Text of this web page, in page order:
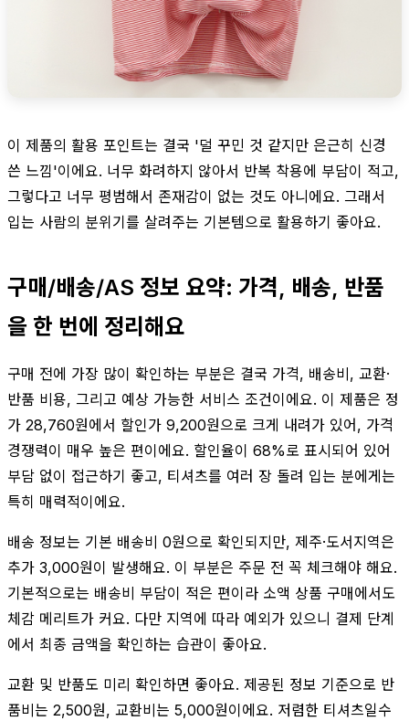
이 제품의 활용 포인트는 결국 '덜 꾸민 것 같지만 은근히 신경
쓴 느낌'이에요. 너무 화려하지 않아서 반복 착용에 부담이 적고,
그렇다고 너무 평범해서 존재감이 없는 것도 아니에요. 그래서
입는 사람의 분위기를 살려주는 기본템으로 활용하기 좋아요.
구매/배송/AS 정보 요약: 가격, 배송, 반품
을 한 번에 정리해요
구매 전에 가장 많이 확인하는 부분은 결국 가격, 배송비, 교환·
반품 비용, 그리고 예상 가능한 서비스 조건이에요. 이 제품은 정
가 28,760원에서 할인가 9,200원으로 크게 내려가 있어, 가격
경쟁력이 매우 높은 편이에요. 할인율이 68%로 표시되어 있어
부담 없이 접근하기 좋고, 티셔츠를 여러 장 돌려 입는 분에게는
특히 매력적이에요.
배송 정보는 기본 배송비 0원으로 확인되지만, 제주·도서지역은
추가 3,000원이 발생해요. 이 부분은 주문 전 꼭 체크해야 해요.
기본적으로는 배송비 부담이 적은 편이라 소액 상품 구매에서도
체감 메리트가 커요. 다만 지역에 따라 예외가 있으니 결제 단계
에서 최종 금액을 확인하는 습관이 좋아요.
교환 및 반품도 미리 확인하면 좋아요. 제공된 정보 기준으로 반
품비는 2,500원, 교환비는 5,000원이에요. 저렴한 티셔츠일수